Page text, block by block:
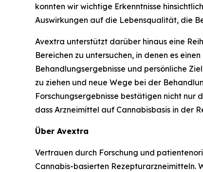
konnten wir wichtige Erkenntnisse
Auswirkungen auf die Lebensqualität, die
Avextra unterstützt darüber hinaus eine
Bereichen zu untersuchen, in denen es
Behandlungsergebnisse und persönliche
zu ziehen und neue Wege bei der
Forschungsergebnisse bestätigen nicht nur
dass Arzneimittel auf Cannabisbasis in der
Über Avextra
Vertrauen durch Forschung und
Cannabis-basierten Rezepturarzneimitteln.